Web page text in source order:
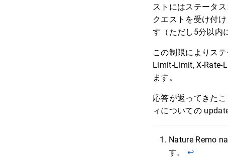
ストにはステータ
クエストを受け付
す（ただし5分以内
この制限によりス
Limit-Limit, X-Rate-
ます。
応答が返ってきたこ
ィについての
Nature Remo
す。 ↩︎